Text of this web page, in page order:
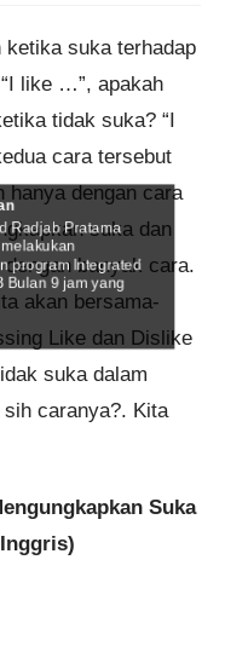
suka terhadap
like …”, apakah
tidak suka? “I
cara tersebut
hanya dengan cara
suka dan
banyak cara.
akan bersama-
Like dan Dislike
suka dalam
caranya?. Kita
Suka
Radjab Pratama
program Integrated
Bulan 9 jam yang